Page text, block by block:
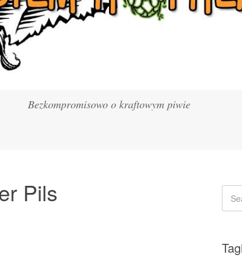
Bezkompromisowo o kraftowym piwie
Pils